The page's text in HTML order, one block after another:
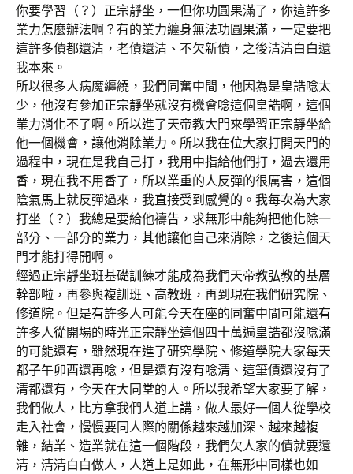
你要學習（？）正宗靜坐，一但你功圓果滿了，你這許多
業力怎麼辦法啊？有的業力纏身無法功圓果滿，一定要把
這許多債都還清，老債還清、不欠新債，之後清清白白還
我本來。
所以很多人病魔纏繞，我們同奮中間，他因為是皇誥唸太
少，他沒有參加正宗靜坐就沒有機會唸這個皇誥啊，這個
業力消化不了啊。所以進了天帝教大門來學習正宗靜坐給
他一個機會，讓他消除業力。所以我在位大家打開天門的
過程中，現在是我自己打，我用中指給他們打，過去還用
香，現在我不用香了，所以業重的人反彈的很厲害，這個
陰氣馬上就反彈過來，我直接受到感覺的。我每次為大家
打坐（？）我總是要給他禱告，求無形中能夠把他化除一
部分、一部分的業力，其他讓他自己來消除，之後這個天
門才能打得開啊。
經過正宗靜坐班基礎訓練才能成為我們天帝教弘教的基層
幹部啦，再參與複訓班、高教班，再到現在我們研究院、
修道院。但是有許多人可能今天在座的同奮中間可能還有
許多人從開場的時光正宗靜坐這個四十萬遍皇誥都沒唸滿
的可能還有，雖然現在進了研究學院、修道學院大家每天
都子午卯酉還再唸，但是還有沒有唸清、這筆債還沒有了
清都還有，今天在大同堂的人。所以我希望大家要了解，
我們做人，比方拿我們人道上講，做人最好一個人從學校
走入社會，慢慢要同人際的關係越來越加深、越來越複
雜，結業、造業就在這一個階段，我們欠人家的債就要還
清，清清白白做人，人道上是如此，在無形中同樣也如